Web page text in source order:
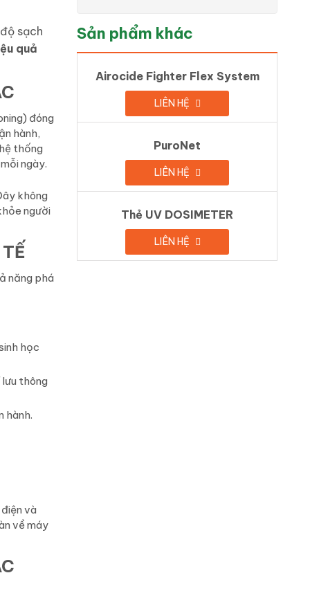
sạch
quả
đóng
hành,
thống
ngày.
không
người
năng phá
học
thông
hành.
và
về máy
Sản phẩm khác
Airocide Fighter Flex System
LIÊN HỆ
PuroNet
LIÊN HỆ
Thẻ UV DOSIMETER
LIÊN HỆ